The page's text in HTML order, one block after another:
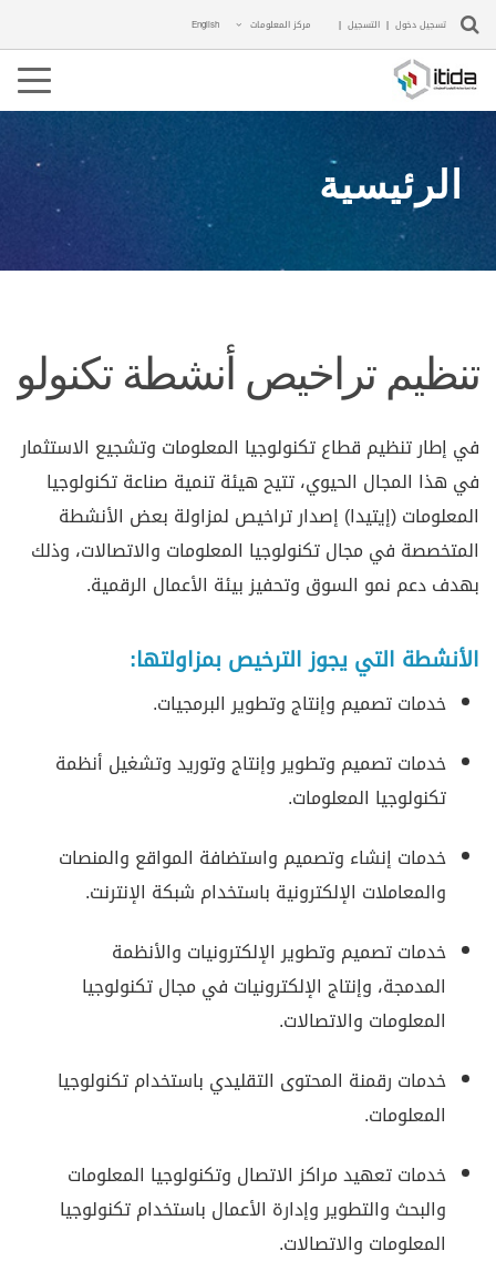
تسجيل دخول | التسجيل | مركز المعلومات English
الرئيسية
تنظيم تراخيص أنشطة
في إطار تنظيم قطاع تكنولوجيا المعلومات وتشجيع الاستثمار
في هذا المجال الحيوي، تتيح هيئة تنمية صناعة تكنولوجيا
المعلومات (إيتيدا) إصدار تراخيص لمزاولة بعض الأنشطة
المتخصصة في مجال تكنولوجيا المعلومات والاتصالات، وذلك
بهدف دعم نمو السوق وتحفيز بيئة الأعمال الرقمية.
الأنشطة التي يجوز الترخيص بمزاولتها:
خدمات تصميم وإنتاج وتطوير البرمجيات.
خدمات تصميم وتطوير وإنتاج وتوريد وتشغيل أنظمة
تكنولوجيا المعلومات.
خدمات إنشاء وتصميم واستضافة المواقع والمنصات
والمعاملات الإلكترونية باستخدام شبكة الإنترنت.
خدمات تصميم وتطوير الإلكترونيات والأنظمة
المدمجة، وإنتاج الإلكترونيات في مجال تكنولوجيا
المعلومات والاتصالات.
خدمات رقمنة المحتوى التقليدي باستخدام تكنولوجيا
المعلومات.
خدمات تعهيد مراكز الاتصال وتكنولوجيا المعلومات
والبحث والتطوير وإدارة الأعمال باستخدام تكنولوجيا
المعلومات والاتصالات.